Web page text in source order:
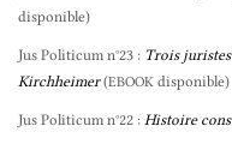
disponible)
Jus Politicum n°23 : Trois juristes
Kirchheimer (EBOOK disponible)
Jus Politicum n°22 : Histoire